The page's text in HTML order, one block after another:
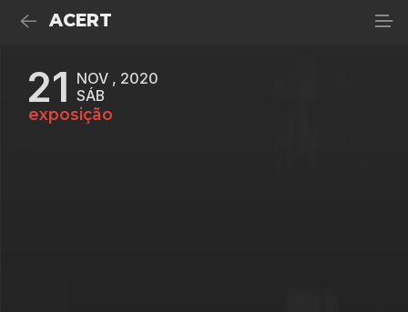
ACERT
21
NOV , 2020
SÁB
exposição